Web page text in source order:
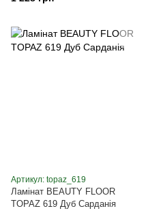
Артикул: topaz_619
Ламінат BEAUTY FLOOR
TOPAZ 619 Дуб Сарданія